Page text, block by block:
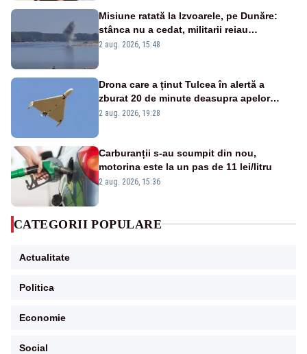
Misiune ratată la Izvoarele, pe Dunăre:
stânca nu a cedat, militarii reiau
detonările luni – VIDEO
2 aug. 2026, 15:48
Drona care a ținut Tulcea în alertă a
zburat 20 de minute deasupra apelor
României. Au fost ridicate două F-16
2 aug. 2026, 19:28
Carburanții s-au scumpit din nou,
motorina este la un pas de 11 lei/litru
2 aug. 2026, 15:36
CATEGORII POPULARE
Actualitate
Politica
Economie
Social